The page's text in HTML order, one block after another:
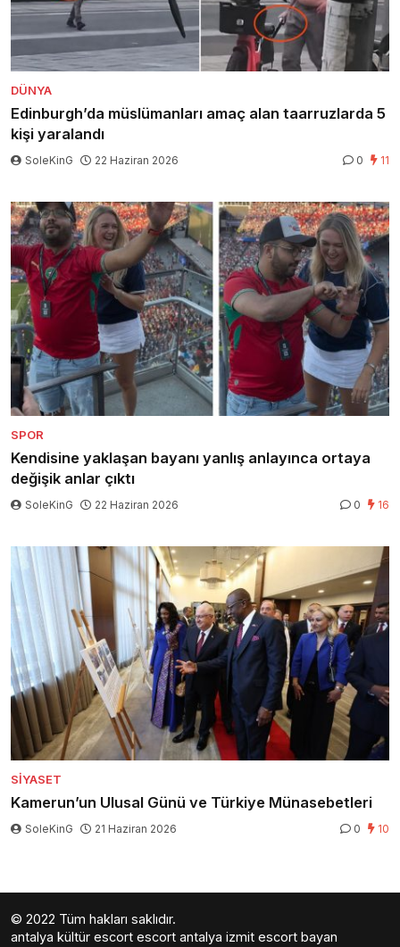
DÜNYA
Edinburgh’da müslümanları amaç alan taarruzlarda 5
kişi yaralandı
SoleKinG 22 Haziran 2026 0 11
SPOR
Kendisine yaklaşan bayanı yanlış anlayınca ortaya
değişik anlar çıktı
SoleKinG 22 Haziran 2026 0 16
SIYASET
Kamerun’un Ulusal Günü ve Türkiye Münasebetleri
SoleKinG 21 Haziran 2026 0 10
© 2022 Tüm hakları saklıdır.
antalya kültür escort escort antalya izmit escort bayan